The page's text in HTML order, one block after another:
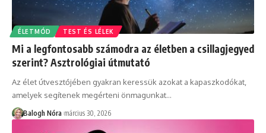
ÉLETMÓD TEST ÉS LÉLEK
Mi a legfontosabb számodra az életben a csillagjegyed
szerint? Asztrológiai útmutató
Az élet útvesztőjében gyakran keressük azokat a kapaszkodókat,
amelyek segítenek megérteni önmagunkat…
Balogh Nóra március 30, 2026